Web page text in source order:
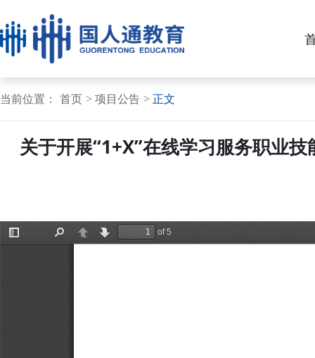
当前位置： 首页 项目公告 正文
关于开展“1+X”在线学习服务职业